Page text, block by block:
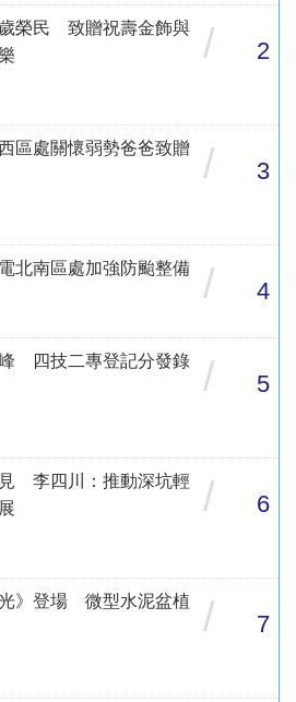
榮民 致贈祝壽金飾與
/ 2
區處關懷弱勢爸爸致贈
/ 3
北南區處加強防颱整備
/ 4
四技二專登記分發錄
/ 5
李四川：推動深坑輕
/ 6
》登場 微型水泥盆植
/ 7